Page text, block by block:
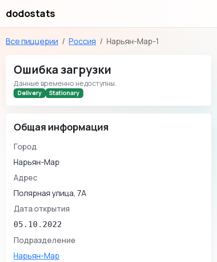
dodostats
Все пиццерии Россия Нарьян-Мар-1
Ошибка загрузки
Данные временно недоступны.
Delivery Stationary
Общая информация
Город
Нарьян-Мар
Адрес
Полярная улица, 7А
Дата открытия
05.10.2022
Подразделение
Нарьян-Мар